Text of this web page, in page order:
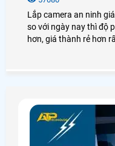
Lắp camera an ninh
so với ngày nay thì độ
hơn, giá thành rẻ hơn